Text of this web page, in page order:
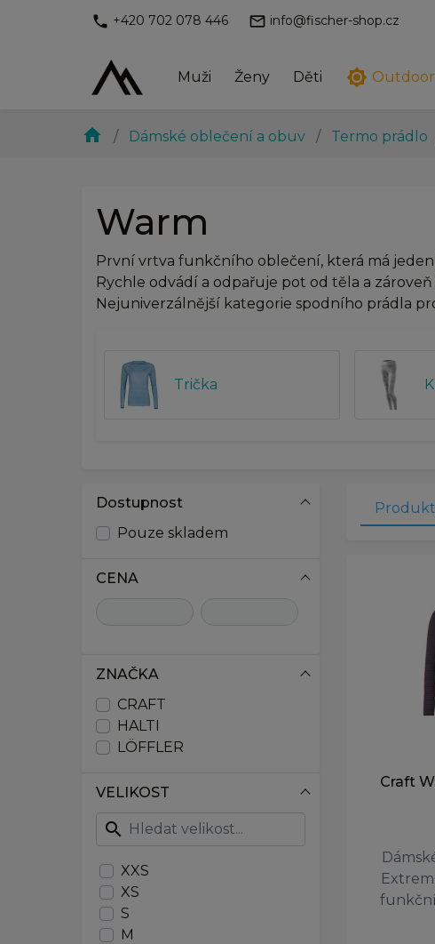
phone +420 702 078 446 mail_outline info@fischer-shop.cz
Muži Ženy Děti brightness_7 Outdoor
home Dámské oblečení a obuv Termo prádlo
Warm
První vrtva funkčního oblečení, která má
Rychle odvádí a odpařuje pot od těla a
Nejuniverzálnější kategorie spodního prádla
Trička
Dostupnost
Pouze skladem
CENA
ZNAČKA
CRAFT
HALTI
LÖFFLER
VELIKOST
search
XXS
XS
S
M
Craft